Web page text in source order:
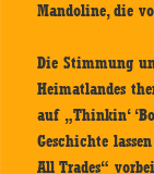
Mandoline, die
Die Stimmung
Heimatlandes
auf „Thinkin‘
Geschichte
All Trades“